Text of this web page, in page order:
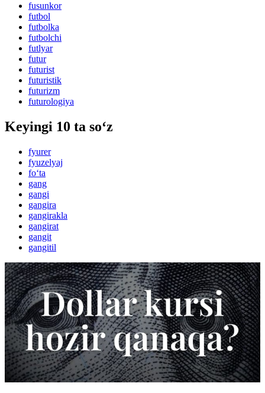
fusunkor
futbol
futbolka
futbolchi
futlyar
futur
futurist
futuristik
futurizm
futurologiya
Keyingi 10 ta so‘z
fyurer
fyuzelyaj
fo‘ta
gang
gangi
gangira
gangirakla
gangirat
gangit
gangitil